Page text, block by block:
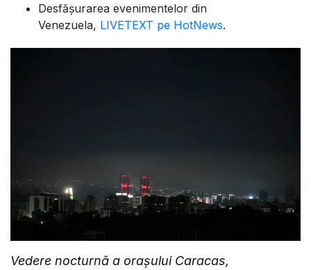
Desfășurarea evenimentelor din
Venezuela, LIVETEXT pe HotNews.
Vedere nocturnă a orașului Caracas,